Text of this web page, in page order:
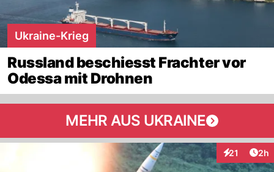
Ukraine-Krieg
Russland beschiesst Frachter vor
Odessa mit Drohnen
MEHR AUS UKRAINE
21
Interaktionen
2h